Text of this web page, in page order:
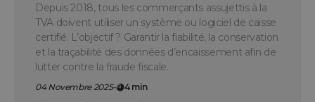
Depuis 2018, tous les commerçants assujettis à la
TVA doivent utiliser un système ou logiciel de caisse
certifié. L’objectif ? Garantir la fiabilité, la conservation
et la traçabilité des données d’encaissement afin de
lutter contre la fraude fiscale.
04 Novembre 2025-
4 min